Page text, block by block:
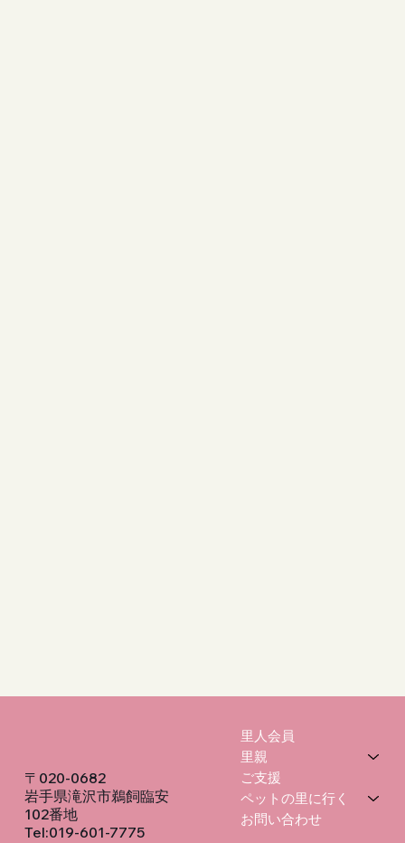
〒020-0682
岩手県滝沢市鵜飼臨安
102番地
Tel:019-601-7775
里人会員
里親
ご支援
ペットの里に行く
お問い合わせ